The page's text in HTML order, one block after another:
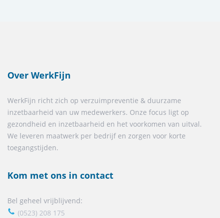
Over WerkFijn
WerkFijn richt zich op verzuimpreventie & duurzame
inzetbaarheid van uw medewerkers. Onze focus ligt op
gezondheid en inzetbaarheid en het voorkomen van uitval.
We leveren maatwerk per bedrijf en zorgen voor korte
toegangstijden.
Kom met ons in contact
Bel geheel vrijblijvend:
(0523) 208 175